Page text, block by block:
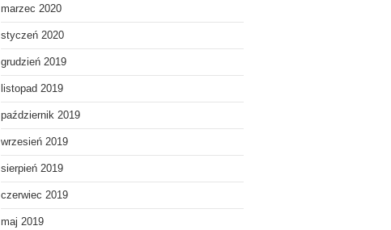
marzec 2020
styczeń 2020
grudzień 2019
listopad 2019
październik 2019
wrzesień 2019
sierpień 2019
czerwiec 2019
maj 2019